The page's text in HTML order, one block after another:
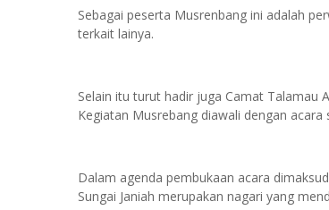
Sebagai peserta Musrenbang ini adalah
terkait lainya.
Selain itu turut hadir juga Camat Talamau
Kegiatan Musrebang diawali dengan
Dalam agenda pembukaan acara
Sungai Janiah merupakan nagari yang